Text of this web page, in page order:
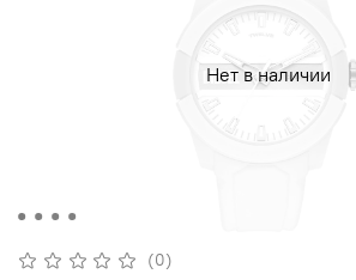
Нет в наличии
(0)